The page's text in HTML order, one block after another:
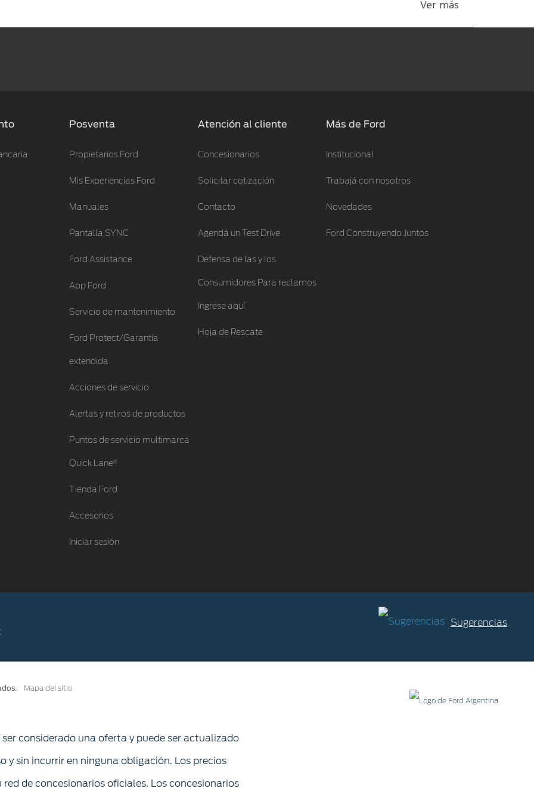
Ver más
Posventa
Propietarios Ford
Mis Experiencias Ford
Manuales
Pantalla SYNC
Ford Assistance
App Ford
Servicio de mantenimiento
Ford Protect/Garantía
extendida
Acciones de servicio
Alertas y retiros de productos
Puntos de servicio multimarca
Quick Lane®
Tienda Ford
Accesorios
Iniciar sesión
Atención al cliente
Concesionarios
Solicitar cotización
Contacto
Agendá un Test Drive
Defensa de las y los
Consumidores Para reclamos
Ingrese aquí
Hoja de Rescate
Más de Ford
Institucional
Trabajá con nosotros
Novedades
Ford Construyendo Juntos
Sugerencias
Mapa del sitio
considerado una oferta y puede ser actualizado
y sin incurrir en ninguna obligación. Los precios
de concesionarios oficiales. Los concesionarios